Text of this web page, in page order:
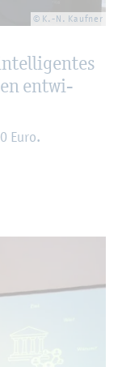
© K.-N. Kauf­ner
ent­wi­
Euro.